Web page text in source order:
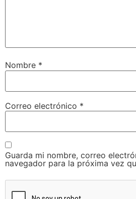
Nombre *
Correo electrónico *
Guarda mi nombre, correo
navegador para la próxima vez